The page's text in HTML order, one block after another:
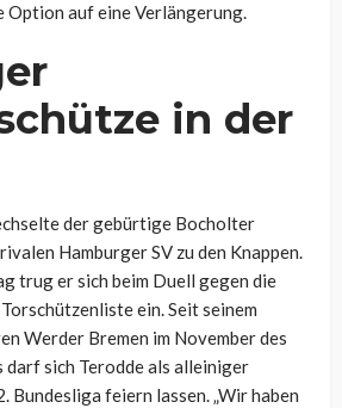
Option auf eine Verlängerung.
in der
der gebürtige Bocholter
Hamburger SV zu den Knappen.
trug er sich beim Duell gegen die
ein. Seit seinem
Werder Bremen im November des
darf sich Terodde als alleiniger
Bundesliga feiern lassen. „Wir haben